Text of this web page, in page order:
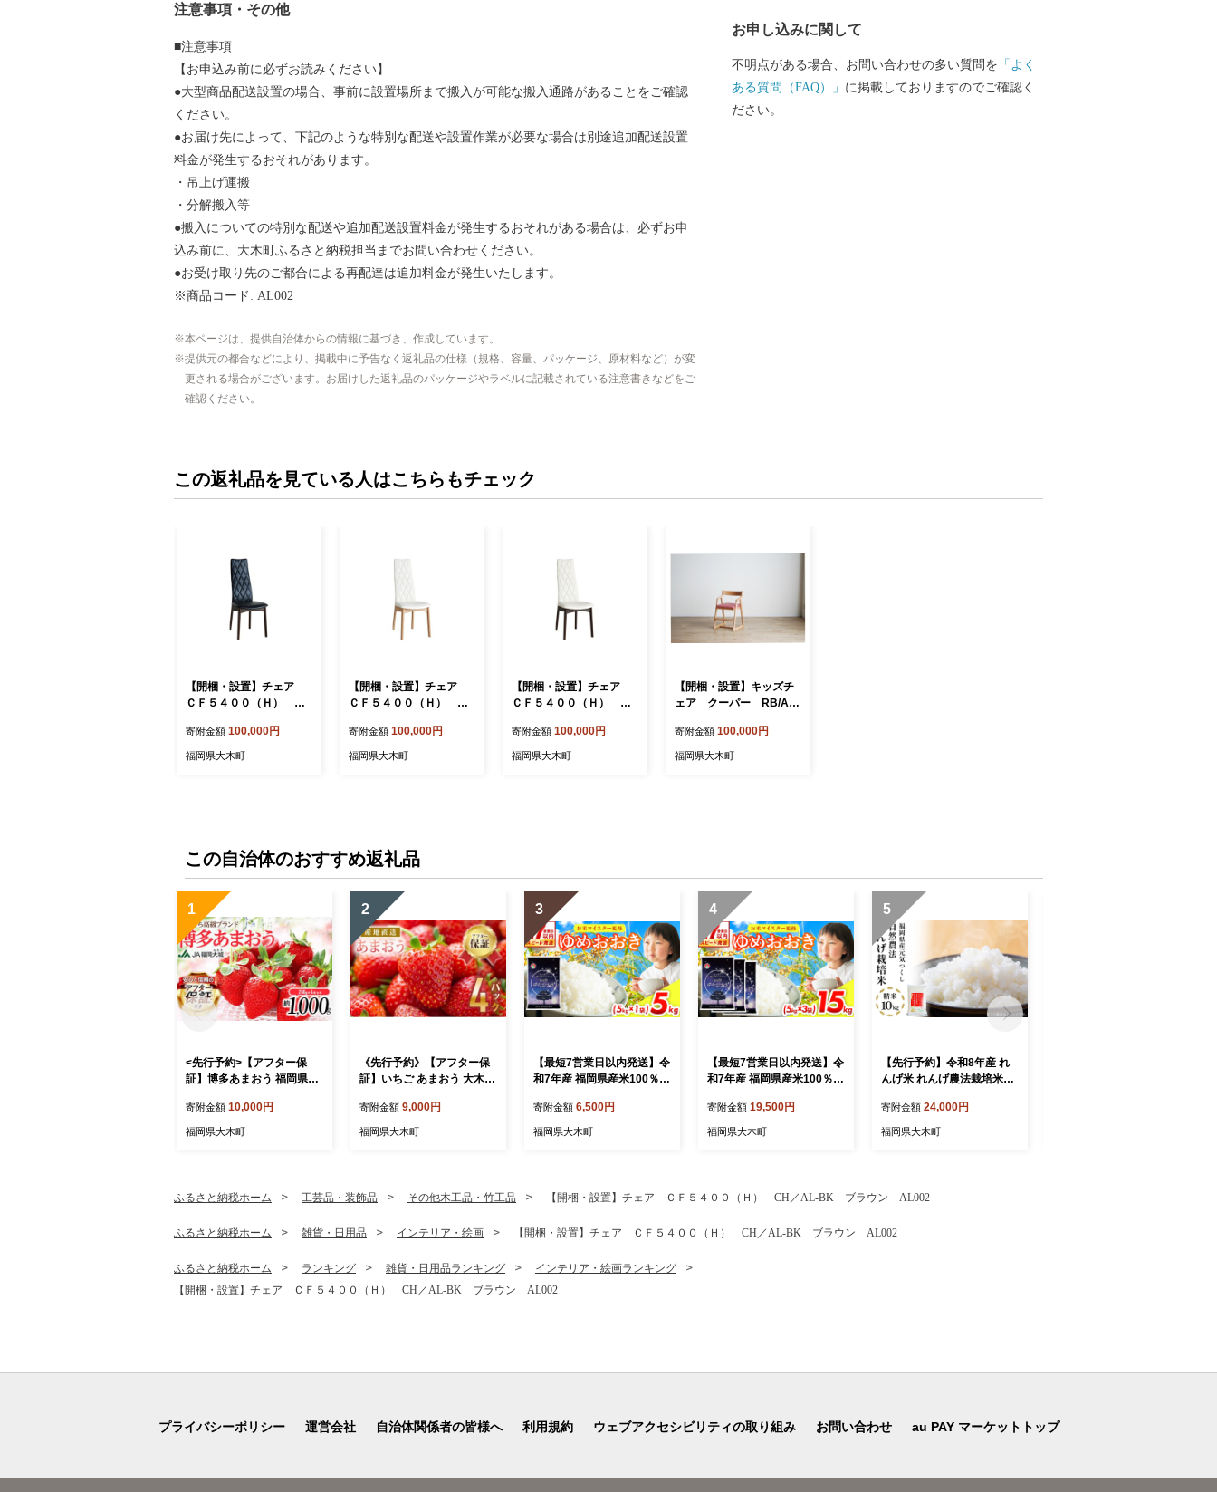
注意事項・その他
■注意事項
【お申込み前に必ずお読みください】
●大型商品配送設置の場合、事前に設置場所まで搬入が可能な搬入通路があることをご確認
ください。
●お届け先によって、下記のような特別な配送や設置作業が必要な場合は別途追加配送設置
料金が発生するおそれがあります。
・吊上げ運搬
・分解搬入等
●搬入についての特別な配送や追加配送設置料金が発生するおそれがある場合は、必ずお申
込み前に、大木町ふるさと納税担当までお問い合わせください。
●お受け取り先のご都合による再配達は追加料金が発生いたします。
※商品コード: AL002
本ページは、提供自治体からの情報に基づき、作成しています。
提供元の都合などにより、掲載中に予告なく返礼品の仕様（規格、容量、パッケージ、原材料など）が変
更される場合がございます。お届けした返礼品のパッケージやラベルに記載されている注意書きなどをご
確認ください。
お申し込みに関して
不明点がある場合、お問い合わせの多い質問を 「よく
ある質問（FAQ）」 に掲載しておりますのでご確認く
ださい。
この返礼品を見ている人はこちらもチェック
【開梱・設置】チェア
ＣＦ５４００（Ｈ） UG
ック AL004
寄附金額 100,000円
福岡県大木町
【開梱・設置】チェア
ＣＦ５４００（Ｈ） OC
AL001
寄附金額 100,000円
福岡県大木町
【開梱・設置】チェア
ＣＦ５４００（Ｈ） UG
イト AL003
寄附金額 100,000円
福岡県大木町
【開梱・設置】キッズチ
ェア クーパー RB/AN-
ピンク AL341
寄附金額 100,000円
福岡県大木町
この自治体のおすすめ返礼品
1
<先行予約>【アフター保
証】博多あまおう 福岡県JA
ういちご 1000g（約250g×4
パック）JA福岡大城【2027
寄附金額 10,000円
福岡県大木町
2
《先行予約》【アフター保
証】いちご あまおう 大木町
【2027年1月～3月に順次出
荷予定】 CB223
寄附金額 9,000円
福岡県大木町
3
【最短7営業日以内発送】令
和7年産 福岡県産米100％使
※北海道・沖縄・離島は配
送不可 CY005
寄附金額 6,500円
福岡県大木町
4
【最短7営業日以内発送】令
和7年産 福岡県産米100％使
g ※北海道・沖縄・離島は
配送不可 CY007
寄附金額 19,500円
福岡県大木町
5
【先行予約】令和8年産 れ
んげ米 れんげ農法栽培米
kg） BI23
寄附金額 24,000円
福岡県大木町
ふるさと納税ホーム 工芸品・装飾品 その他木工品・竹工品 【開梱・設置】チェア ＣＦ５４００（Ｈ） CH／AL-BK ブラウン AL002
ふるさと納税ホーム 雑貨・日用品 インテリア・絵画 【開梱・設置】チェア ＣＦ５４００（Ｈ） CH／AL-BK ブラウン AL002
ふるさと納税ホーム ランキング 雑貨・日用品ランキング
インテリア・絵画ランキング
【開梱・設置】チェア ＣＦ５４００（Ｈ） CH／AL-BK ブラウン AL002
プライバシーポリシー 運営会社 自治体関係者の皆様へ 利用規約 ウェブアクセシビリティの取り組み お問い合わせ au PAY マーケットトップ